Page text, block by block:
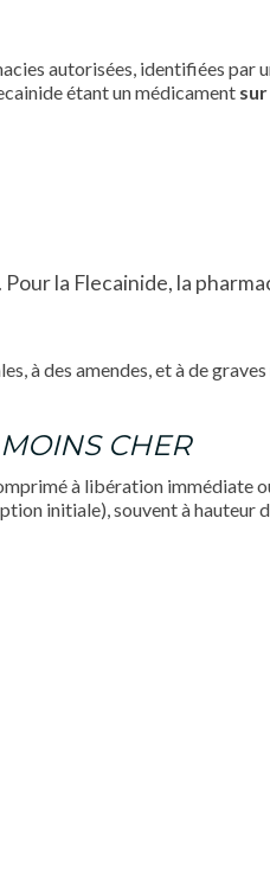
autorisées, identifiées par
étant un médicament
la Flecainide, la
à des amendes, et à de
MOINS CHER
à libération immédiate
initiale), souvent à hauteur